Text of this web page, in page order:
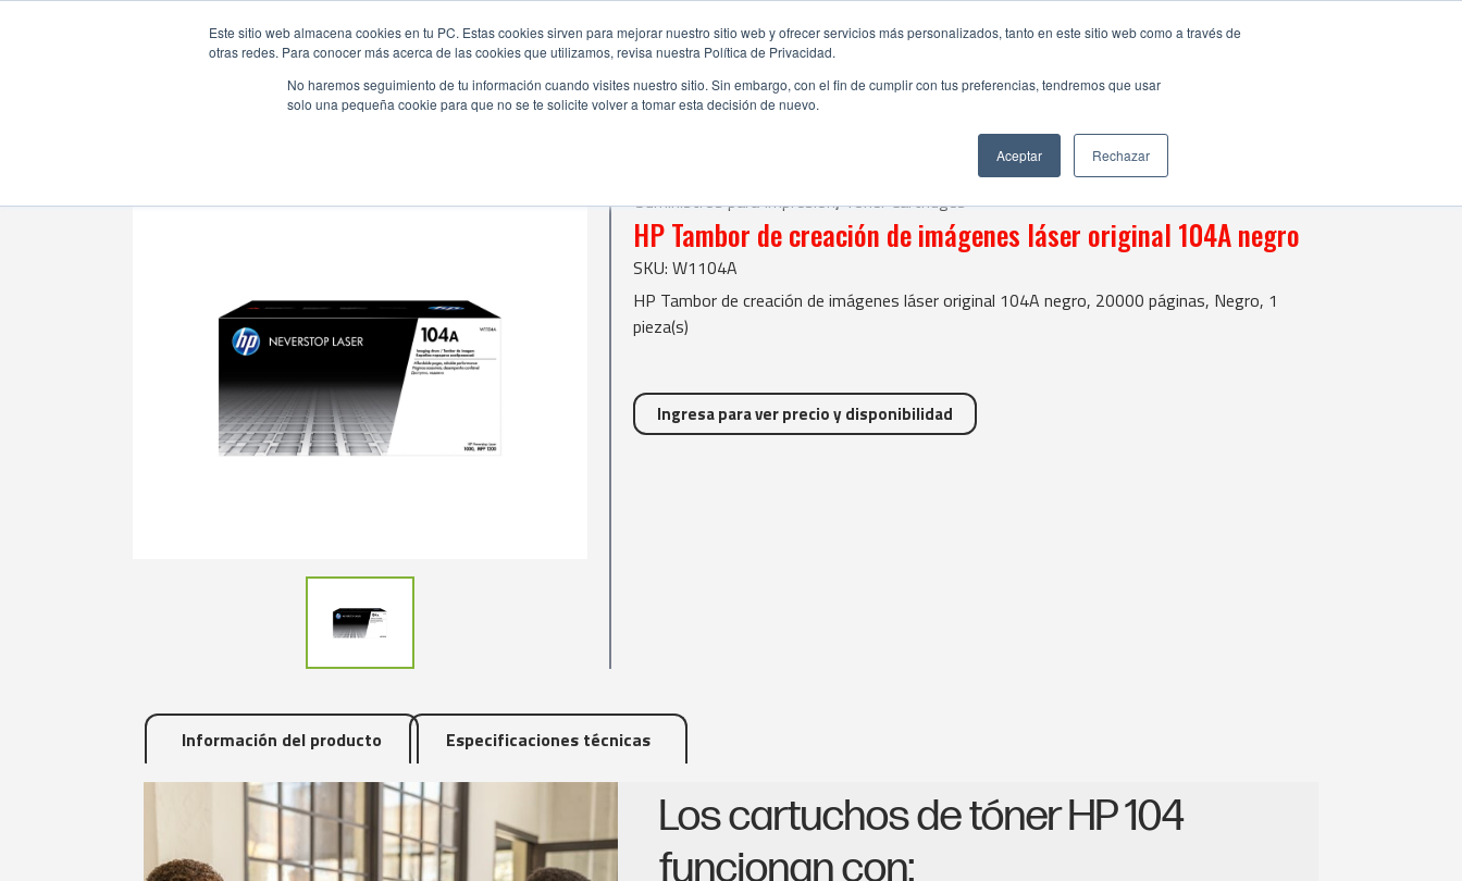
Este sitio web almacena cookies en tu PC. Estas cookies sirven para mejorar nuestro sitio web y ofrecer servicios más personalizados, tanto en este sitio web como a través de
otras redes. Para conocer más acerca de las cookies que utilizamos, revisa nuestra Política de Privacidad.
No haremos seguimiento de tu información cuando visites nuestro sitio. Sin embargo, con el fin de cumplir con tus preferencias, tendremos que usar
solo una pequeña cookie para que no se te solicite volver a tomar esta decisión de nuevo.
Aceptar Rechazar
Suministros para Impresión,Toner Cartridges
HP Tambor de creación de imágenes láser original 104A negro
SKU: W1104A
HP Tambor de creación de imágenes láser original 104A negro, 20000 páginas, Negro, 1
pieza(s)
Ingresa para ver precio y disponibilidad
Información del producto Especificaciones técnicas
Los cartuchos de tóner HP 104
funcionan con: